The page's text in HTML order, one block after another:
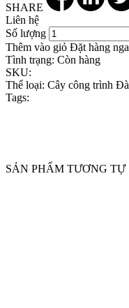
SHARE
Liên hệ
Số lượng
Thêm vào giỏ Đặt hàng
Tình trạng: Còn hàng
SKU:
Thể loại: Cây công trình
Tags:
SẢN PHẨM TƯƠNG TỰ